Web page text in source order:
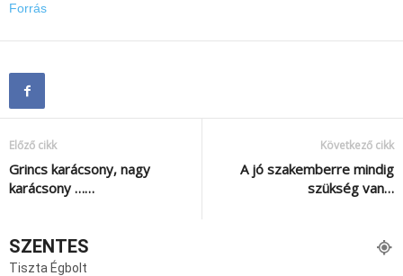
Forrás
Előző cikk
Grincs karácsony, nagy
karácsony ……
Következő cikk
A jó szakemberre mindig
szükség van…
SZENTES
Tiszta Égbolt